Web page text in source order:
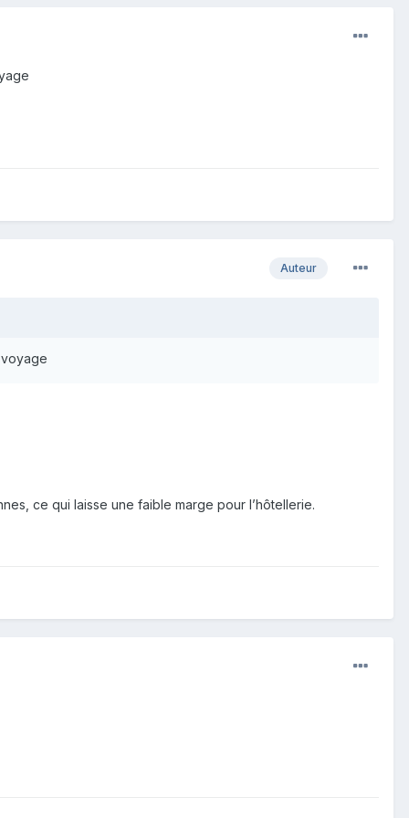
Auteur
ce qui laisse une faible marge pour l’hôtellerie.